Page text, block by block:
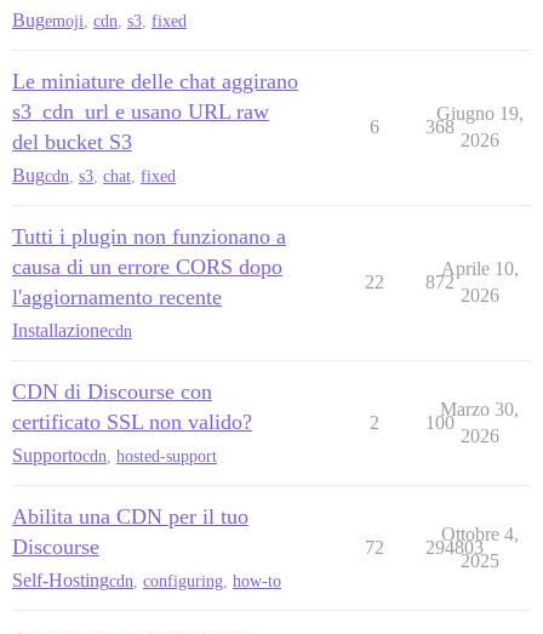
Bugemoji cdn s3 fixed
Le miniature delle chat aggirano
s3_cdn_url e usano URL raw
del bucket S3
Bugcdn s3 chat fixed
6 368
Giugno 19,
2026
Tutti i plugin non funzionano a
causa di un errore CORS dopo
l'aggiornamento recente
Installazionecdn
22 872
Aprile 10,
2026
CDN di Discourse con
certificato SSL non valido?
Supportocdn hosted-support
2 100
Marzo 30,
2026
Abilita una CDN per il tuo
Discourse
Self-Hostingcdn configuring how-to
72 294803
Ottobre 4,
2025